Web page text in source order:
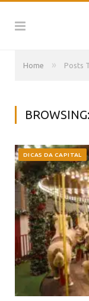
Home » Posts
BROWSING:
DICAS DA CAPITAL